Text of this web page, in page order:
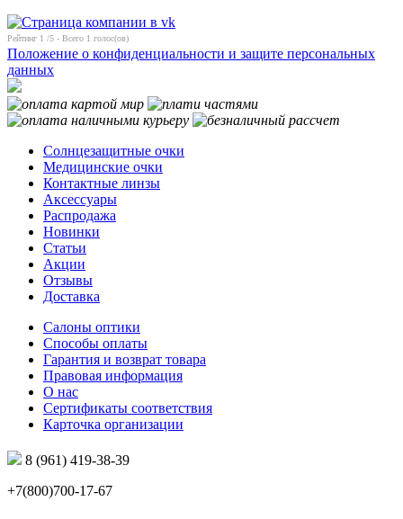
Рейтинг 1 /5 - Всего 1 голос(ов)
Положение о конфиденциальности и защите персональных
данных
Солнцезащитные очки
Медицинские очки
Контактные линзы
Аксессуары
Распродажа
Новинки
Статьи
Акции
Отзывы
Доставка
Салоны оптики
Способы оплаты
Гарантия и возврат товара
Правовая информация
О нас
Сертификаты соответствия
Карточка организации
8 (961) 419-38-39
+7(800)700-17-67